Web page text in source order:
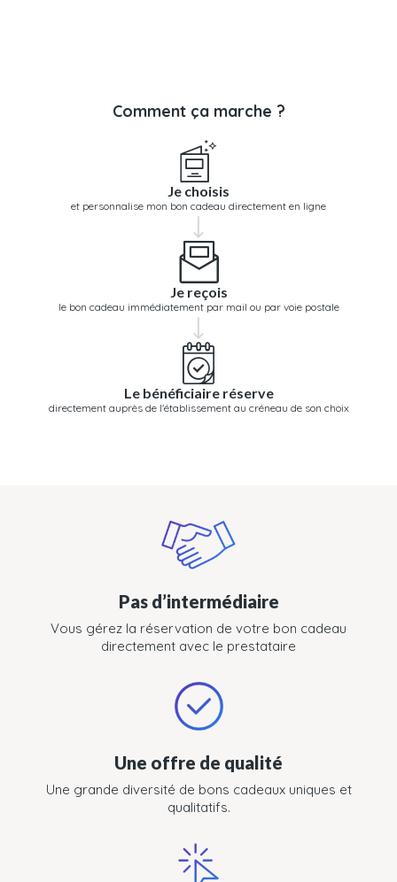
Comment ça marche ?
Je choisis
et personnalise mon bon cadeau directement en ligne
Je reçois
le bon cadeau immédiatement par mail ou par voie postale
Le bénéficiaire réserve
directement auprès de l'établissement au créneau de son choix
Pas d’intermédiaire
Vous gérez la réservation de votre bon cadeau
directement avec le prestataire
Une offre de qualité
Une grande diversité de bons cadeaux uniques et
qualitatifs.